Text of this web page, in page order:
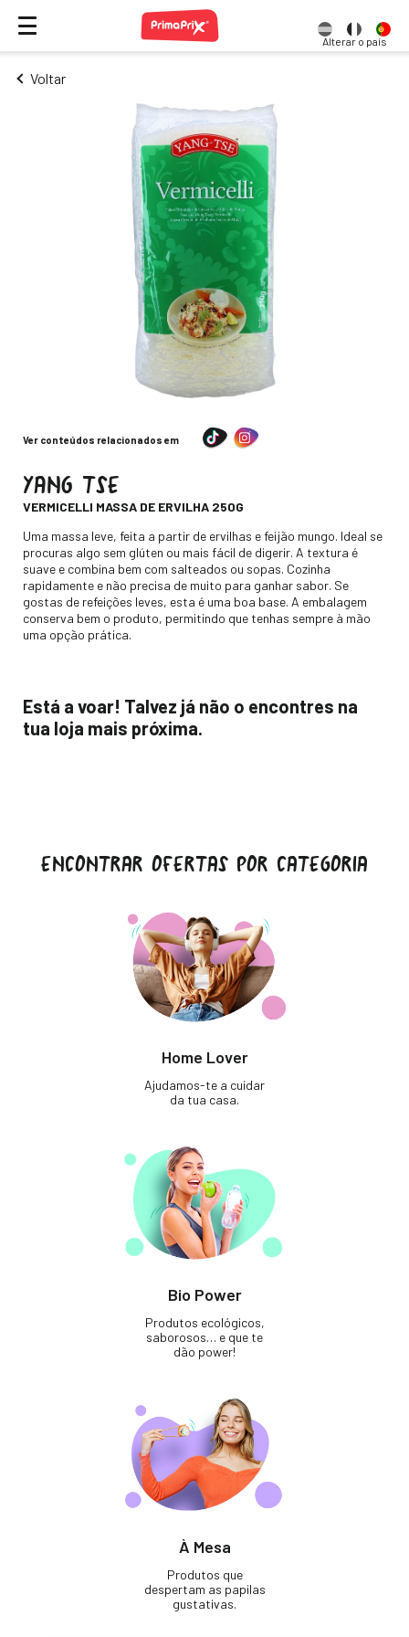
Alterar o país
Voltar
Ver conteúdos relacionados em
YANG TSE
VERMICELLI MASSA DE ERVILHA 250G
Descripción
Uma massa leve, feita a partir de ervilhas e feijão mungo. Ideal se
procuras algo sem glúten ou mais fácil de digerir. A textura é
suave e combina bem com salteados ou sopas. Cozinha
rapidamente e não precisa de muito para ganhar sabor. Se
gostas de refeições leves, esta é uma boa base. A embalagem
conserva bem o produto, permitindo que tenhas sempre à mão
uma opção prática.
Está a voar! Talvez já não o encontres na
tua loja mais próxima.
ENCONTRAR OFERTAS POR CATEGORIA
Home Lover
Ajudamos-te a cuidar
da tua casa.
Bio Power
Produtos ecológicos,
saborosos… e que te
dão power!
À Mesa
Produtos que
despertam as papilas
gustativas.